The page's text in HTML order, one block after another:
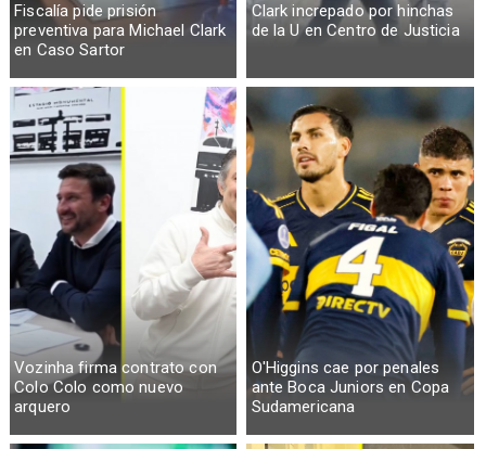
Fiscalía pide prisión
preventiva para Michael Clark
en Caso Sartor
Clark increpado por hinchas
de la U en Centro de Justicia
Vozinha firma contrato con
Colo Colo como nuevo
arquero
O'Higgins cae por penales
ante Boca Juniors en Copa
Sudamericana